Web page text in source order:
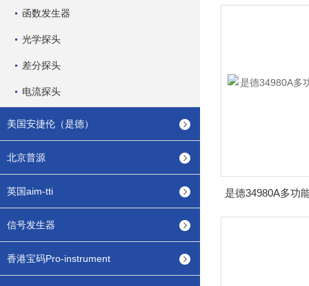
函数发生器
光学探头
差分探头
电流探头
美国安捷伦（是德）
北京普源
英国aim-tti
信号发生器
香港宝码Pro-instrument